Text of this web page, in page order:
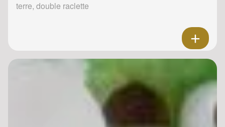
terre, double raclette